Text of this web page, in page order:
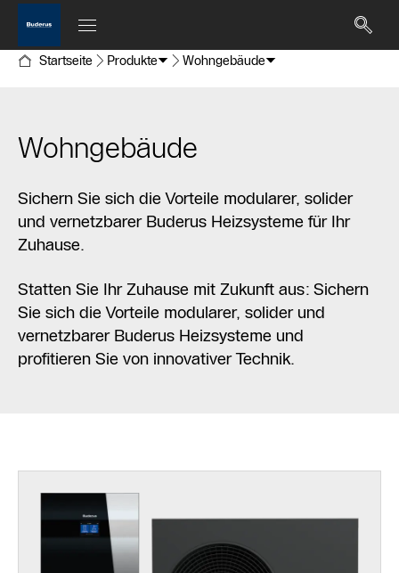
Startseite Produkte Wohngebäude
Wohngebäude
Sichern Sie sich die Vorteile modularer, solider
und vernetzbarer Buderus Heizsysteme für Ihr
Zuhause.
Statten Sie Ihr Zuhause mit Zukunft aus: Sichern
Sie sich die Vorteile modularer, solider und
vernetzbarer Buderus Heizsysteme und
profitieren Sie von innovativer Technik.